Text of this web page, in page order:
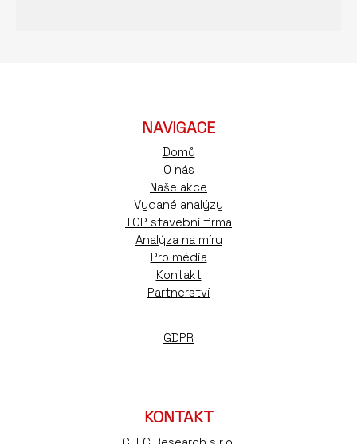
NAVIGACE
Domů
O nás
Naše akce
Vydané analýzy
TOP stavební firma
Analýza na míru
Pro média
Kontakt
Partnerství
GDPR
KONTAKT